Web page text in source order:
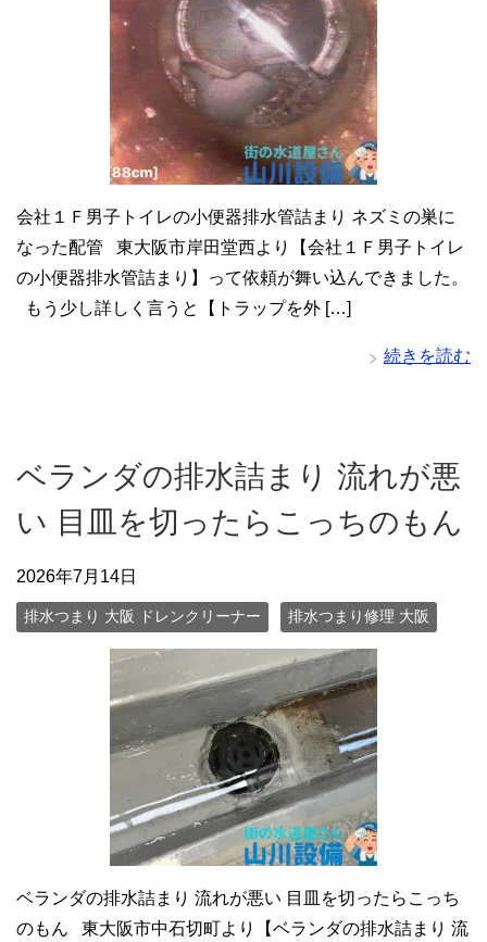
会社１Ｆ男子トイレの小便器排水管詰まり ネズミの巣に
なった配管 東大阪市岸田堂西より【会社１Ｆ男子トイレ
の小便器排水管詰まり】って依頼が舞い込んできました。
もう少し詳しく言うと【トラップを外 […]
続きを読む
ベランダの排水詰まり 流れが悪
い 目皿を切ったらこっちのもん
2026年7月14日
排水つまり 大阪 ドレンクリーナー 排水つまり修理 大阪
ベランダの排水詰まり 流れが悪い 目皿を切ったらこっち
のもん 東大阪市中石切町より【ベランダの排水詰まり 流